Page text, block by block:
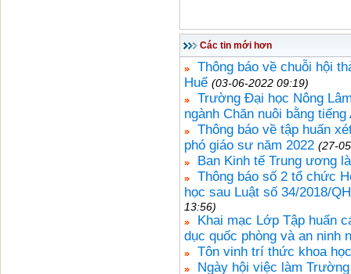
Các tin mới hơn
Thông báo về chuỗi hội
Huế (03-06-2022 09:19)
Trường Đại học Nông
ngành Chăn nuôi bằng tiếng
Thông báo về tập huấn
phó giáo sư năm 2022 (27-
Ban Kinh tế Trung ương
Thông báo số 2 tổ chức
học sau Luật số 34/2018/
13:56)
Khai mạc Lớp Tập huấn
dục quốc phòng và an ninh
Tôn vinh trí thức khoa
Ngày hội việc làm